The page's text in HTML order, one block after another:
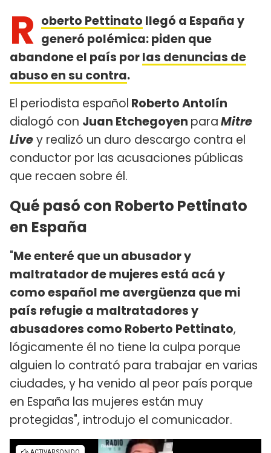
R oberto Pettinato llegó a España y
generó polémica: piden que
abandone el país porlas denuncias de
abuso en su contra.
El periodista español Roberto Antolín
dialogó con Juan Etchegoyen paraMitre
Livey realizó un duro descargo contra el
conductor por las acusaciones públicas
que recaen sobre él.
Qué pasó con Roberto Pettinato
en España
"Me enteré que un abusador y
maltratador de mujeres está acá y
como español me avergüenza que mi
país refugie a maltratadores y
abusadores como Roberto Pettinato,
lógicamente él no tiene la culpa porque
alguien lo contrató para trabajar en varias
ciudades, y ha venido al peor país porque
en España las mujeres están muy
protegidas", introdujo el comunicador.